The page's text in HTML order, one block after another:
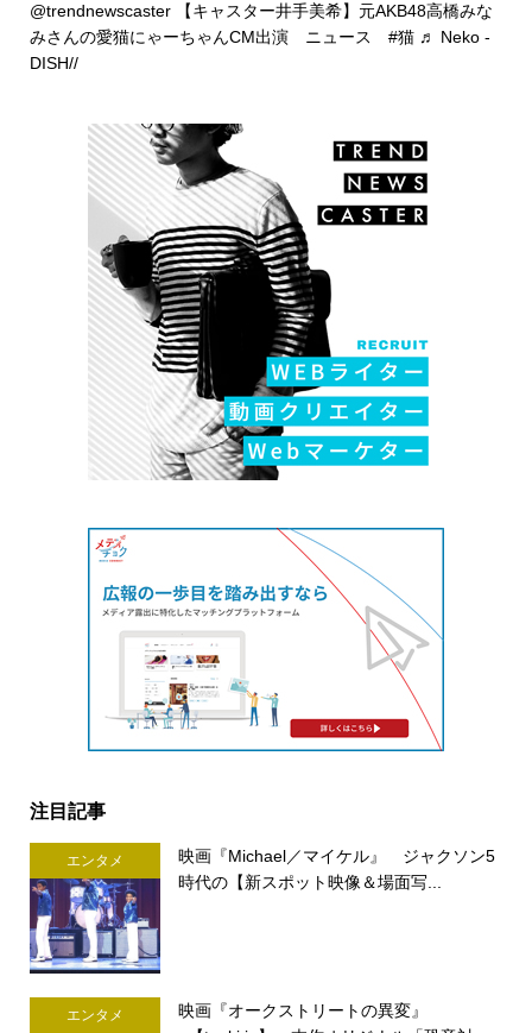
@trendnewscaster【キャスター井手美希】元AKB48高橋みな
みさんの愛猫にゃーちゃんCM出演 ニュース #猫 ♬ Neko -
DISH//
注目記事
エンタメ
映画『Michael／マイケル』 ジャクソン5
時代の【新スポット映像＆場面写...
エンタメ
映画『オークストリートの異変』